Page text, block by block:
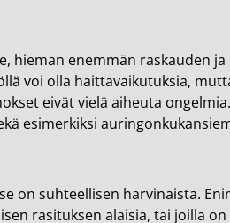
hieman enemmän raskauden
voi olla haittavaikutuksia,
eivät vielä aiheuta ongelmia.
esimerkiksi
on suhteellisen harvinaista.
rasituksen alaisia, tai joilla